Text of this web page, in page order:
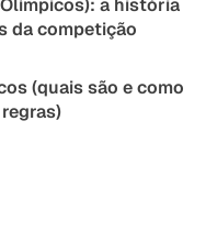
a história
da competição
(quais são e como